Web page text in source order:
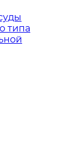
типа